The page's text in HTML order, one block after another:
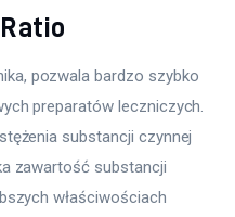
pozwala bardzo szybko
preparatów leczniczych.
substancji czynnej
zawartość substancji
właściwościach